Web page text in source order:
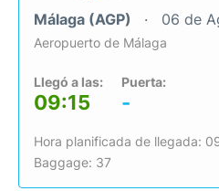
Málaga (AGP) 06 de
Aeropuerto de Málaga
Llegó a las:
09:15
Puerta:
-
Hora planificada de llegada:
Baggage: 37